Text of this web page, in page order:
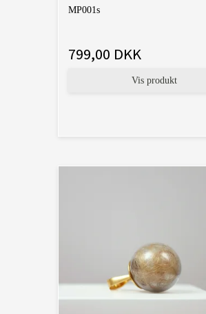
MP001s
799,00 DKK
Vis produkt